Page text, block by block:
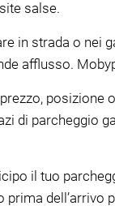
salse.
in strada o nei
afflusso.
posizione
di parcheggio
il tuo
dell’arrivo